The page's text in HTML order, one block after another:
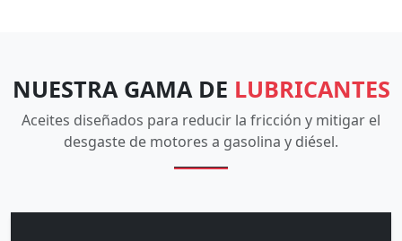
NUESTRA GAMA DE LUBRICANTES
Aceites diseñados para reducir la fricción y mitigar el
desgaste de motores a gasolina y diésel.